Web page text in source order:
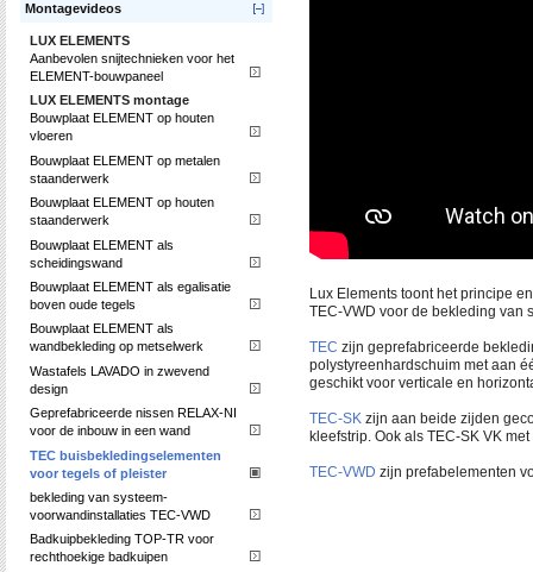
Montagevideos
LUX ELEMENTS
Aanbevolen snijtechnieken voor het
ELEMENT-bouwpaneel
LUX ELEMENTS montage
Bouwplaat ELEMENT op houten
vloeren
Bouwplaat ELEMENT op metalen
staanderwerk
Bouwplaat ELEMENT op houten
staanderwerk
Bouwplaat ELEMENT als
scheidingswand
Bouwplaat ELEMENT als egalisatie
boven oude tegels
Bouwplaat ELEMENT als
wandbekleding op metselwerk
Wastafels LAVADO in zwevend
design
Geprefabriceerde nissen RELAX-NI
voor de inbouw in een wand
TEC buisbekledingselementen
voor tegels of pleister
bekleding van systeem-
voorwandinstallaties TEC-VWD
Badkuipbekleding TOP-TR voor
rechthoekige badkuipen
Lux Elements toont het principe
TEC-VWD voor de bekleding van
TEC zijn geprefabriceerde
polystyreenhardschuim met aan
geschikt voor verticale en
TEC-SK zijn aan beide zijden
kleefstrip. Ook als TEC-SK VK
TEC-VWD zijn prefabelementen